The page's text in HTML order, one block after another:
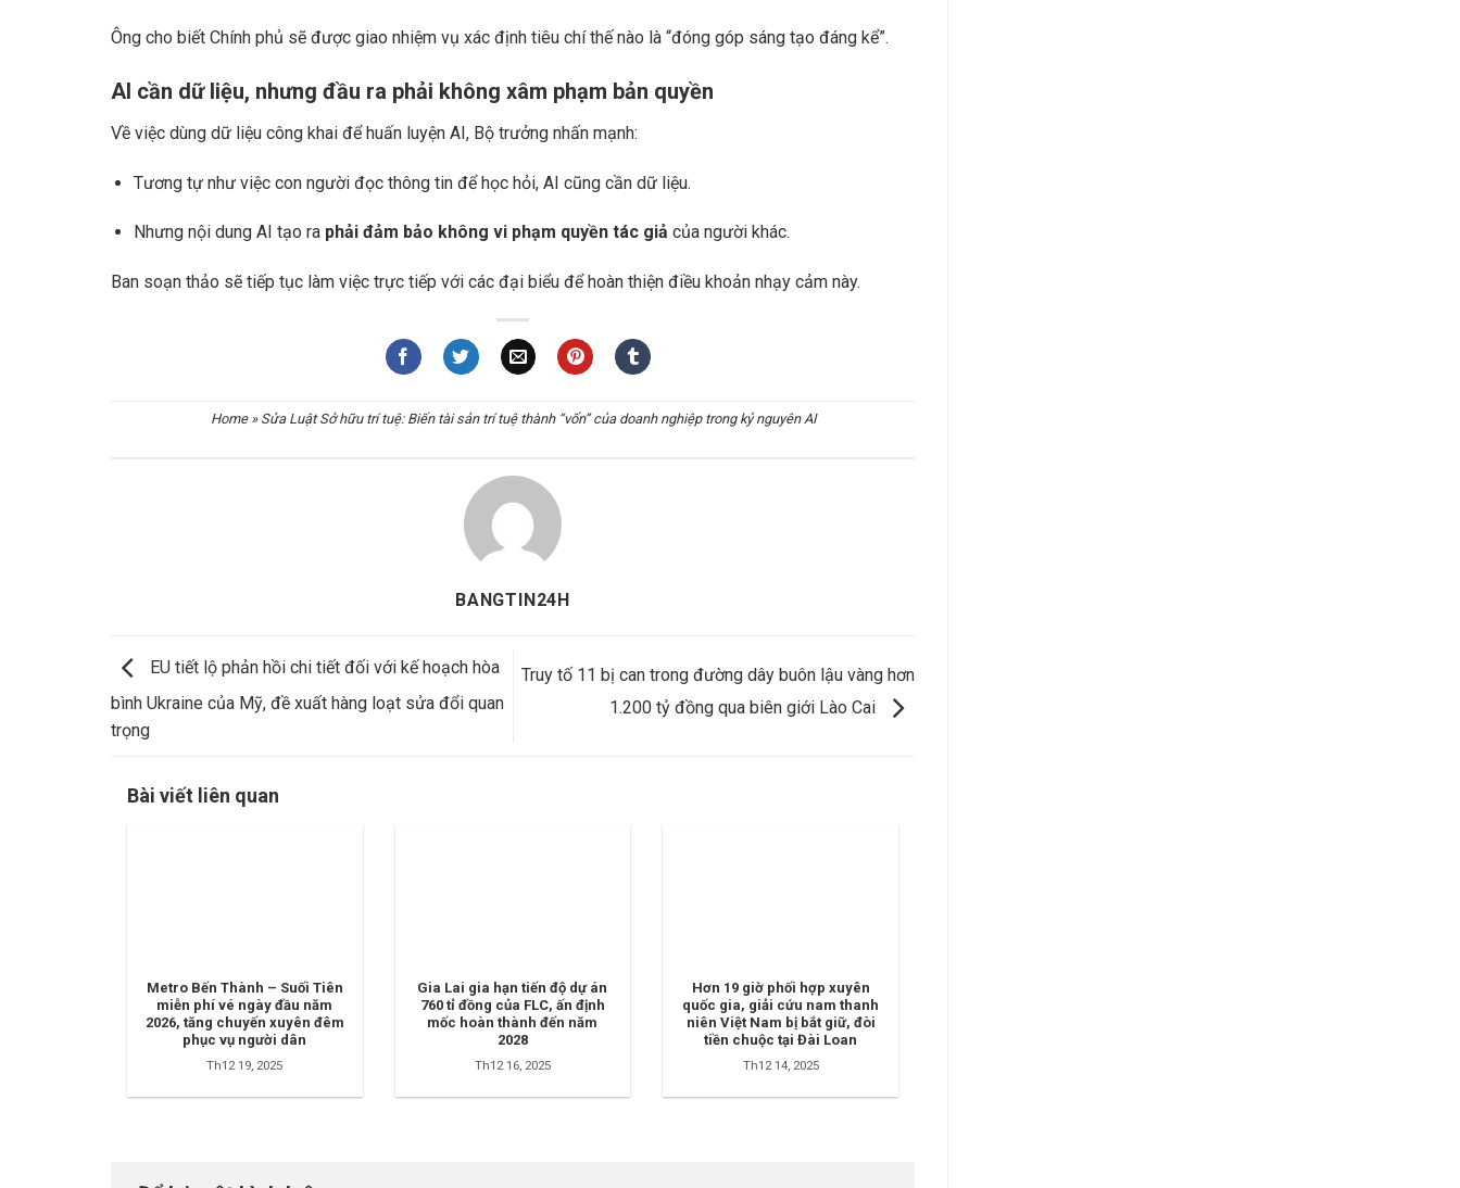
Ông cho biết Chính phủ sẽ được giao nhiệm vụ xác định tiêu chí thế nào là “đóng góp sáng tạo đáng kể”.
AI cần dữ liệu, nhưng đầu ra phải không xâm phạm bản quyền
Về việc dùng dữ liệu công khai để huấn luyện AI, Bộ trưởng nhấn mạnh:
Tương tự như việc con người đọc thông tin để học hỏi, AI cũng cần dữ liệu.
Nhưng nội dung AI tạo ra phải đảm bảo không vi phạm quyền tác giả của người khác.
Ban soạn thảo sẽ tiếp tục làm việc trực tiếp với các đại biểu để hoàn thiện điều khoản nhạy cảm này.
Home» Sửa Luật Sở hữu trí tuệ: Biến tài sản trí tuệ thành “vốn” của doanh nghiệp trong kỷ nguyên AI
BANGTIN24H
EU tiết lộ phản hồi chi tiết đối với kế hoạch hòa
bình Ukraine của Mỹ, đề xuất hàng loạt sửa đổi quan
trọng
Truy tố 11 bị can trong đường dây buôn lậu vàng hơn
1.200 tỷ đồng qua biên giới Lào Cai
Bài viết liên quan
Metro Bến Thành – Suối Tiên
miễn phí vé ngày đầu năm
2026, tăng chuyến xuyên đêm
phục vụ người dân
Th12 19, 2025
Gia Lai gia hạn tiến độ dự án
760 tỉ đồng của FLC, ấn định
mốc hoàn thành đến năm
2028
Th12 16, 2025
Hơn 19 giờ phối hợp xuyên
quốc gia, giải cứu nam thanh
niên Việt Nam bị bắt giữ, đòi
tiền chuộc tại Đài Loan
Th12 14, 2025